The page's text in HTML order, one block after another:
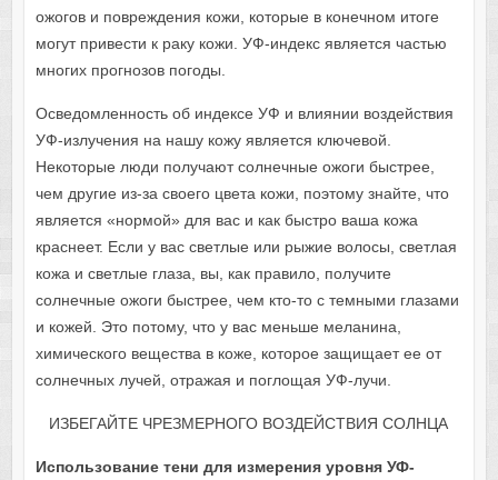
ожогов и повреждения кожи, которые в конечном итоге
могут привести к раку кожи. УФ-индекс является частью
многих прогнозов погоды.
Осведомленность об индексе УФ и влиянии воздействия
УФ-излучения на нашу кожу является ключевой.
Некоторые люди получают солнечные ожоги быстрее,
чем другие из-за своего цвета кожи, поэтому знайте, что
является «нормой» для вас и как быстро ваша кожа
краснеет. Если у вас светлые или рыжие волосы, светлая
кожа и светлые глаза, вы, как правило, получите
солнечные ожоги быстрее, чем кто-то с темными глазами
и кожей. Это потому, что у вас меньше меланина,
химического вещества в коже, которое защищает ее от
солнечных лучей, отражая и поглощая УФ-лучи.
ИЗБЕГАЙТЕ ЧРЕЗМЕРНОГО ВОЗДЕЙСТВИЯ СОЛНЦА
Использование тени для измерения уровня УФ-